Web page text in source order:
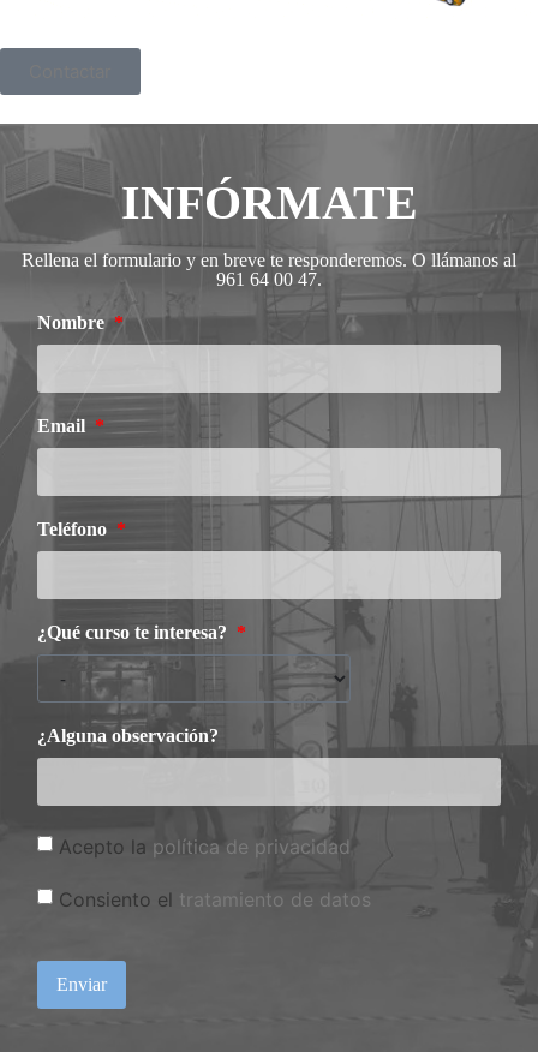
INFÓRMATE
Rellena el formulario y en breve te responderemos. O llámanos al
961 64 00 47.
Nombre
Email
Teléfono
¿Qué curso te interesa?
¿Alguna observación?
Acepto la política de privacidad
Consiento el tratamiento de datos
Enviar